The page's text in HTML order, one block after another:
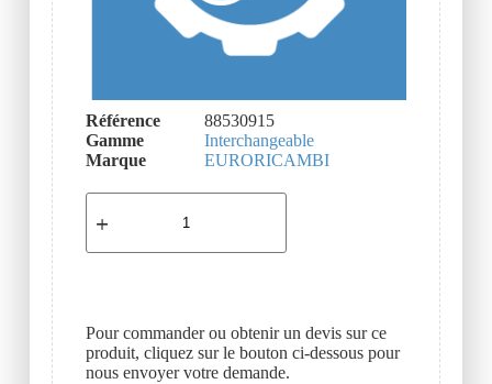
Référence
88530915
Gamme
Interchangeable
Marque
EURORICAMBI
Pour commander ou obtenir un devis sur ce
produit, cliquez sur le bouton ci-dessous pour
nous envoyer votre demande.